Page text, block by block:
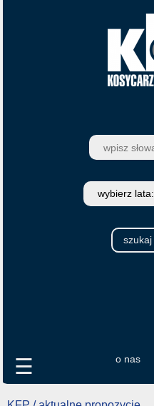
wybierz lata:
o nas
☰